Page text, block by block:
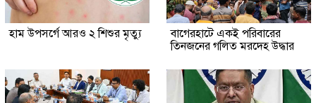
হাম উপসর্গে আরও ২ শিশুর মৃত্যু
‎বাগেরহাটে একই পরিবারের
তিনজনের গলিত মরদেহ উদ্ধার